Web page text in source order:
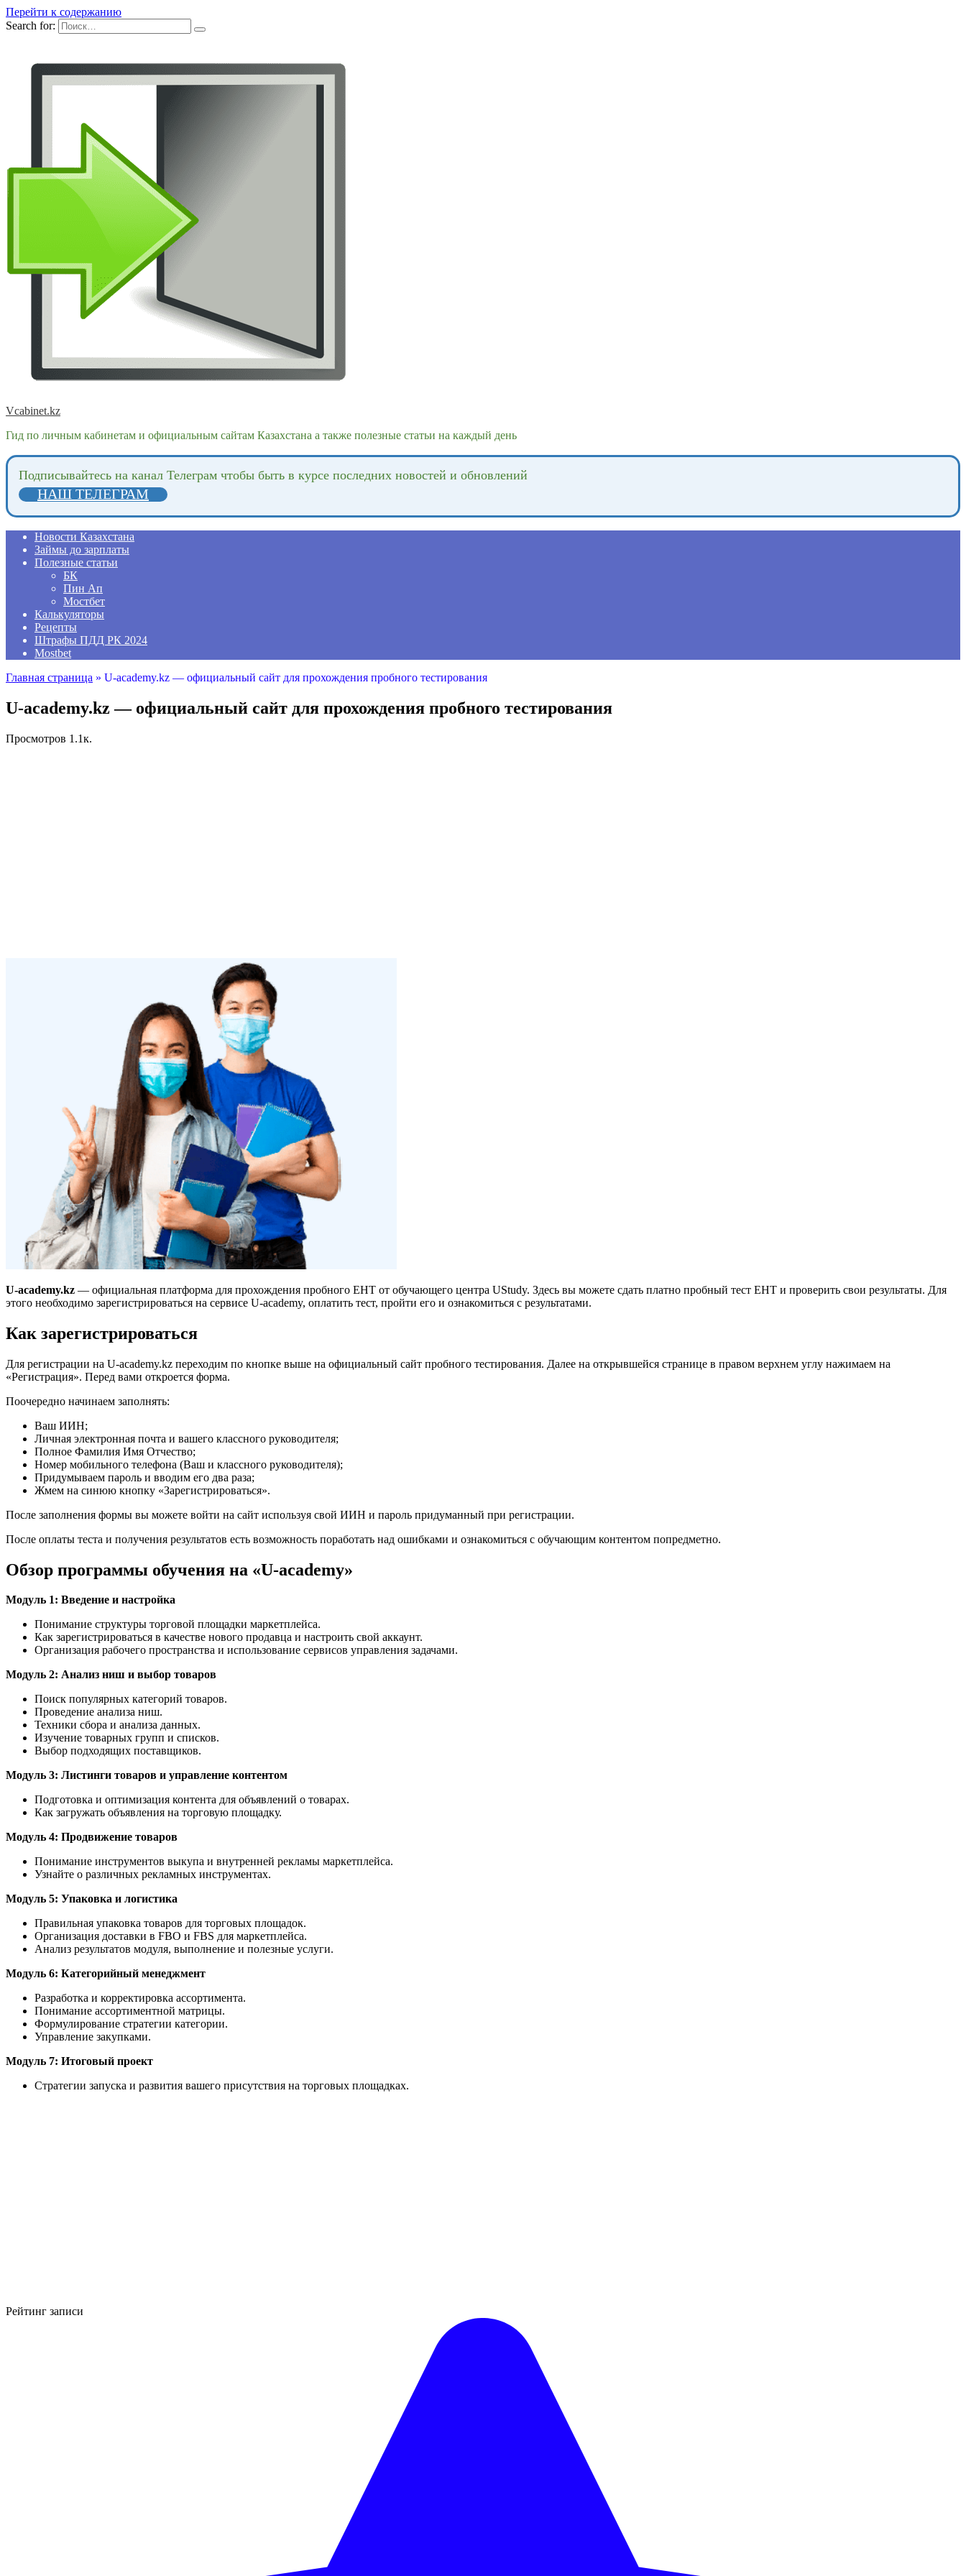
Перейти к содержанию
Search for:
Vcabinet.kz
Гид по личным кабинетам и официальным сайтам Казахстана а также полезные статьи на каждый день
Подпиcывайтесь на канал Телеграм чтобы быть в курсе последних новостей и обновлений
НАШ ТЕЛЕГРАМ
Новости Казахстана
Займы до зарплаты
Полезные статьи
БК
Пин Ап
Мостбет
Калькуляторы
Рецепты
Штрафы ПДД РК 2024
Mostbet
Главная страница » U-academy.kz — официальный сайт для прохождения пробного тестирования
U-academy.kz — официальный сайт для прохождения пробного тестирования
Просмотров 1.1к.
U-academy.kz — официальная платформа для прохождения пробного ЕНТ от обучающего центра UStudy. Здесь вы можете сдать платно пробный тест ЕНТ и проверить свои результаты. Для
этого необходимо зарегистрироваться на сервисе U-academy, оплатить тест, пройти его и ознакомиться с результатами.
Как зарегистрироваться
Для регистрации на U-academy.kz переходим по кнопке выше на официальный сайт пробного тестирования. Далее на открывшейся странице в правом верхнем углу нажимаем на
«Регистрация». Перед вами откроется форма.
Поочередно начинаем заполнять:
Ваш ИИН;
Личная электронная почта и вашего классного руководителя;
Полное Фамилия Имя Отчество;
Номер мобильного телефона (Ваш и классного руководителя);
Придумываем пароль и вводим его два раза;
Жмем на синюю кнопку «Зарегистрироваться».
После заполнения формы вы можете войти на сайт используя свой ИИН и пароль придуманный при регистрации.
После оплаты теста и получения результатов есть возможность поработать над ошибками и ознакомиться с обучающим контентом попредметно.
Обзор программы обучения на «U-academy»
Модуль 1: Введение и настройка
Понимание структуры торговой площадки маркетплейса.
Как зарегистрироваться в качестве нового продавца и настроить свой аккаунт.
Организация рабочего пространства и использование сервисов управления задачами.
Модуль 2: Анализ ниш и выбор товаров
Поиск популярных категорий товаров.
Проведение анализа ниш.
Техники сбора и анализа данных.
Изучение товарных групп и списков.
Выбор подходящих поставщиков.
Модуль 3: Листинги товаров и управление контентом
Подготовка и оптимизация контента для объявлений о товарах.
Как загружать объявления на торговую площадку.
Модуль 4: Продвижение товаров
Понимание инструментов выкупа и внутренней рекламы маркетплейса.
Узнайте о различных рекламных инструментах.
Модуль 5: Упаковка и логистика
Правильная упаковка товаров для торговых площадок.
Организация доставки в FBO и FBS для маркетплейса.
Анализ результатов модуля, выполнение и полезные услуги.
Модуль 6: Категорийный менеджмент
Разработка и корректировка ассортимента.
Понимание ассортиментной матрицы.
Формулирование стратегии категории.
Управление закупками.
Модуль 7: Итоговый проект
Стратегии запуска и развития вашего присутствия на торговых площадках.
Рейтинг записи